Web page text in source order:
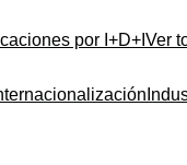
por I+D+I Ver